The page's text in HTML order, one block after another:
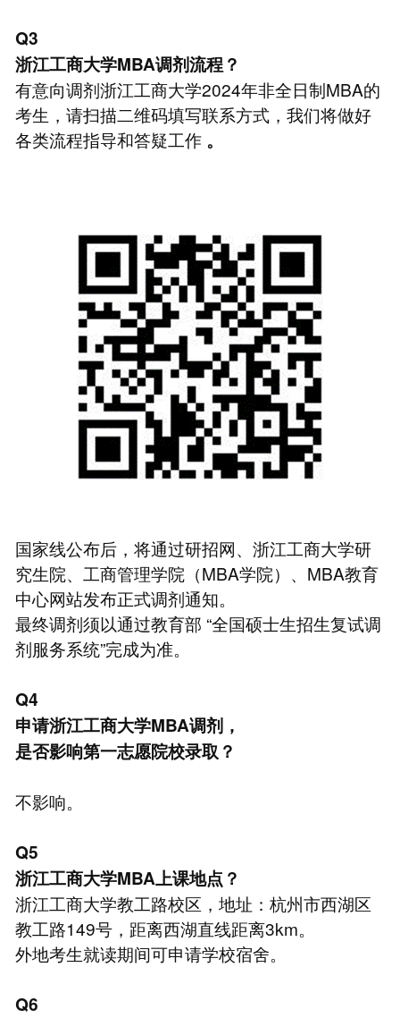
Q3
浙江工商大学MBA调剂流程？
有意向调剂浙江工商大学2024年非全日制MBA的
考生，请扫描二维码填写联系方式，我们将做好
各类流程指导和答疑工作 。
国家线公布后，将通过研招网、浙江工商大学研
究生院、工商管理学院（MBA学院）、MBA教育
中心网站发布正式调剂通知。
最终调剂须以通过教育部 “全国硕士生招生复试调
剂服务系统”完成为准。
Q4
申请浙江工商大学MBA调剂，
是否影响第一志愿院校录取？
不影响。
Q5
浙江工商大学MBA上课地点？
浙江工商大学教工路校区，地址：杭州市西湖区
教工路149号，距离西湖直线距离3km。
外地考生就读期间可申请学校宿舍。
Q6